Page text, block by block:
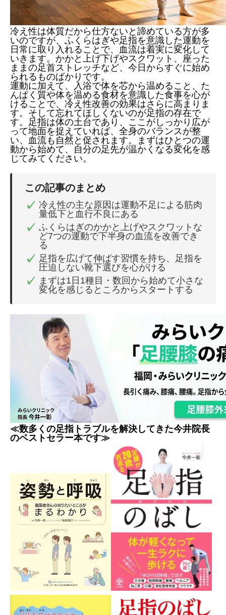
冷え性は体質だから仕方ないと諦めている方が多
いのですが、ふくらはぎや足指を意識した運動を
日常に取り入れることで、血流は着実に変化して
いきます。かかと上げ下げやスクワット、座った
ままの足首ストレッチなど、今日からすぐに始め
られるものばかりです。
運動に加えて、入浴で体を芯から温めること、た
んぱく質や体を温める食材を意識した食事を心が
けることで、冷え性改善の効果はさらに高まりま
す。そして忘れてほしくないのが足指の存在で
す。足指は体の土台であり、ここがしっかり広が
って地面を捉えていれば、全身のバランスが整
い、血流も自然と促されます。まずはひとつの運
動から始めて、自分の足先が温かくなる変化を感
じてみてください。
この記事のまとめ
✓ 冷え性の主な原因は運動不足による筋肉
量低下と血行不良にある
✓ ふくらはぎのかかと上げやスクワットな
ど7つの運動で下半身の血流を改善でき
る
✓ 足指を広げて伸ばす習慣を持ち、足指を
圧迫しない靴下選びを心がける
✓ まずは1日1種目・数回から始めて小さな
変化を感じるところからスタートする
≪数多くの足指トラブルを解決してきた今井院長
のベストセラー本です≫